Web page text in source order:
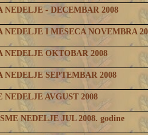
NEDELJE - DECEMBAR 2008
NEDELJE I MESECA NOVEMBRA
NEDELJE OKTOBAR 2008
NEDELJE SEPTEMBAR 2008
AVGUST 2008
NEDELJE JUL 2008. godine